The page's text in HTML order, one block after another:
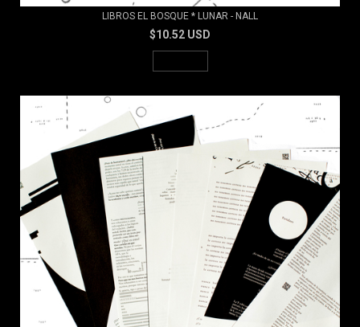
LIBROS EL BOSQUE * LUNAR - NALL
$10.52 USD